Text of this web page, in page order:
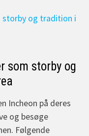
som storby og
Incheon på deres
og besøge
Følgende